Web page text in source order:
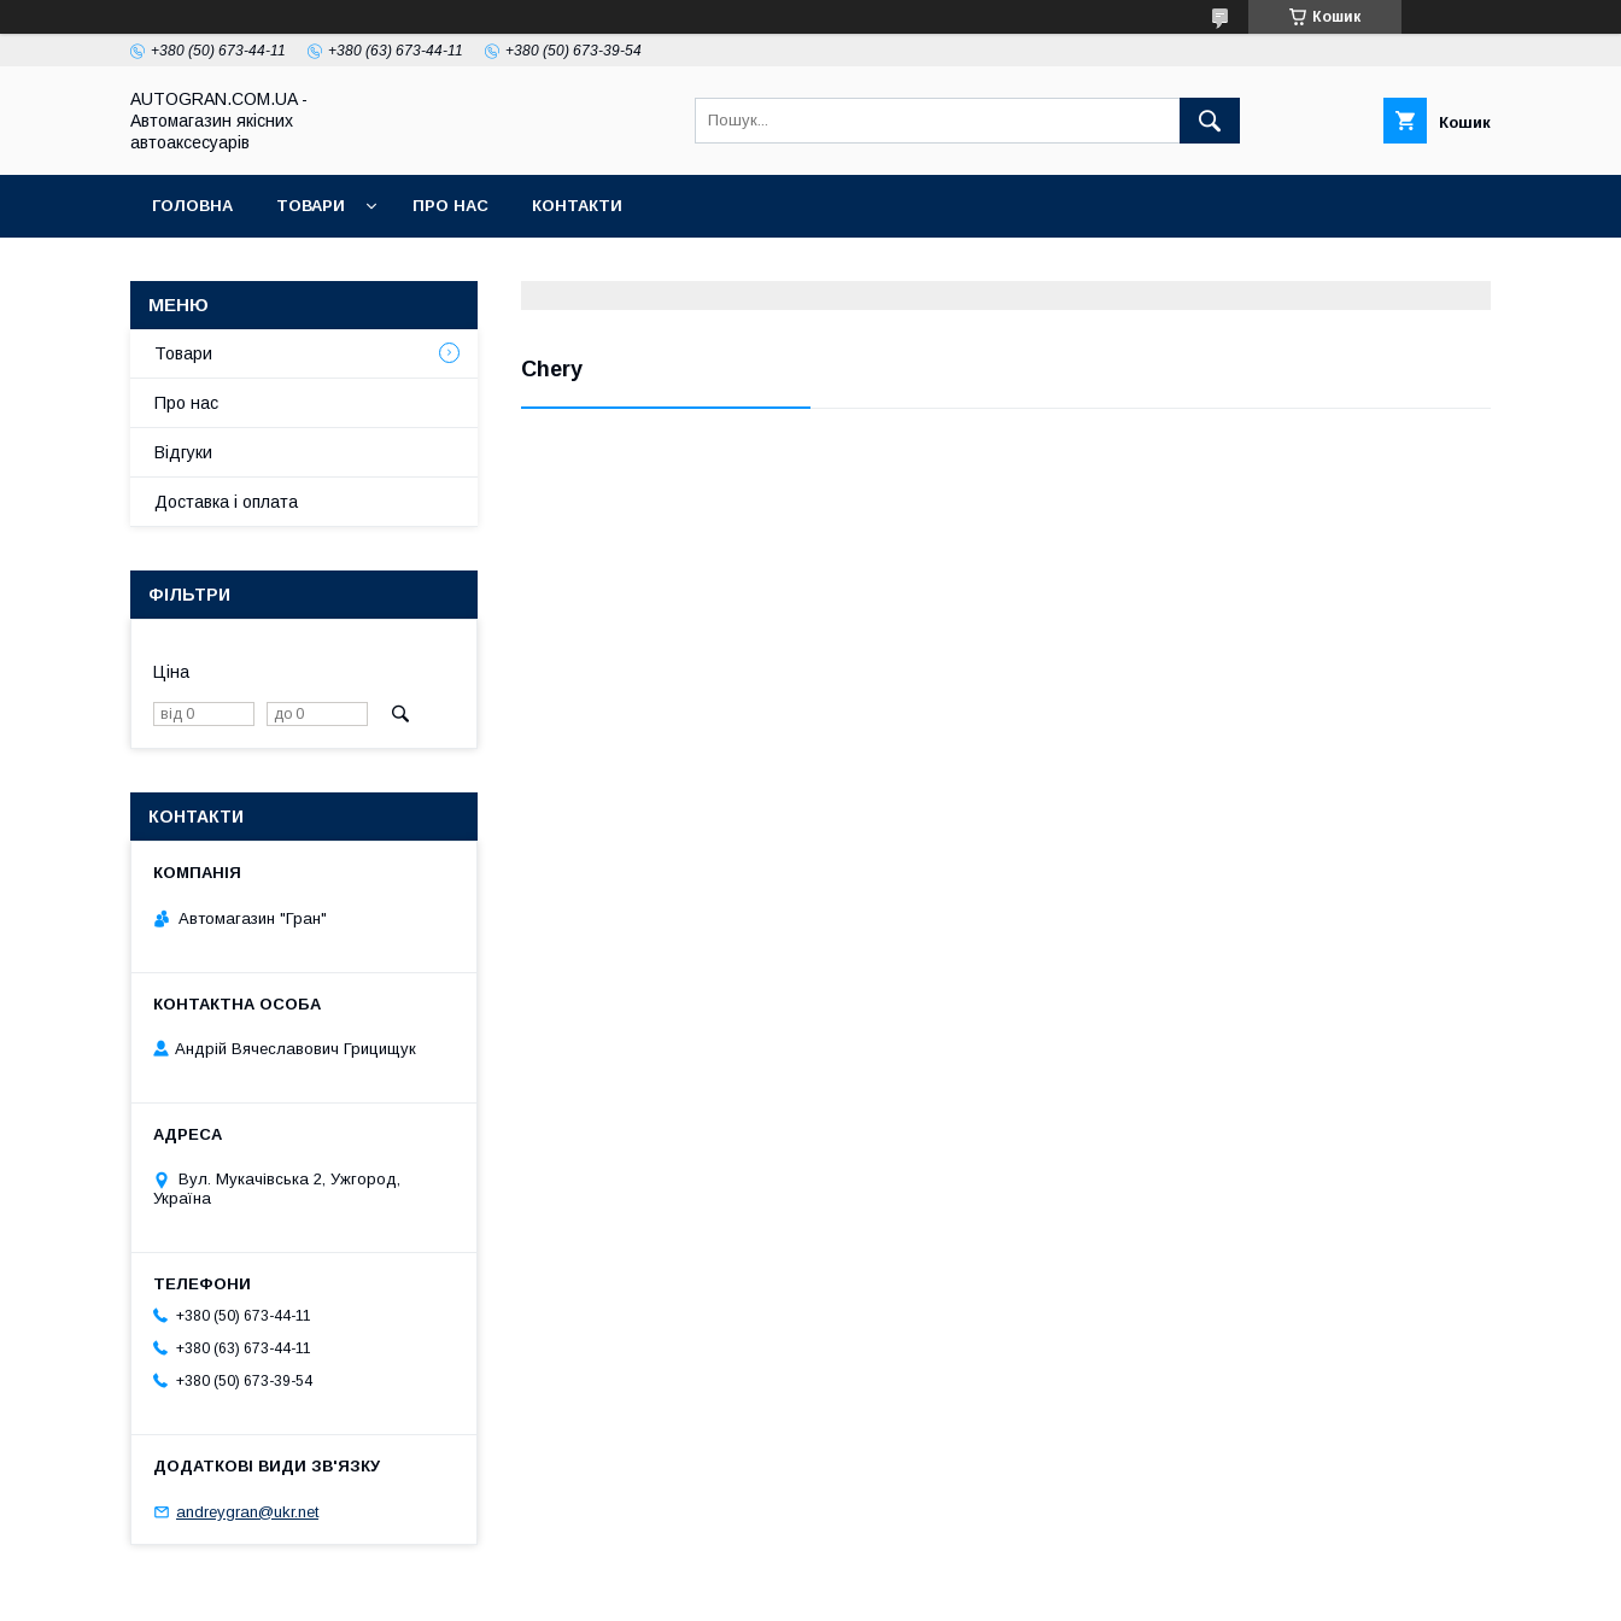
Кошик
+380 (50) 673-44-11 +380 (63) 673-44-11 +380 (50) 673-39-54
AUTOGRAN.COM.UA -
Автомагазин якісних
автоаксесуарів
Кошик
ГОЛОВНА ТОВАРИ ПРО НАС КОНТАКТИ
Chery
Товари
Про нас
Відгуки
Доставка і оплата
ФІЛЬТРИ
Ціна
КОНТАКТИ
Автомагазин "Гран"
Андрій Вячеславович Грицищук
Вул. Мукачівська 2, Ужгород,
Україна
+380 (50) 673-44-11
+380 (63) 673-44-11
+380 (50) 673-39-54
andreygran@ukr.net